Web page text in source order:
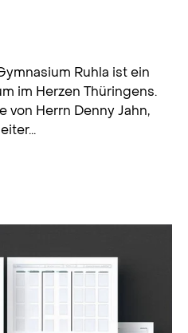
Ruhla ist ein
im Herzen Thüringens.
von Herrn Denny Jahn,